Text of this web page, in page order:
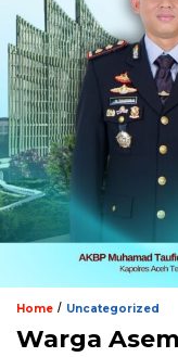
Home / Uncategorized
Warga